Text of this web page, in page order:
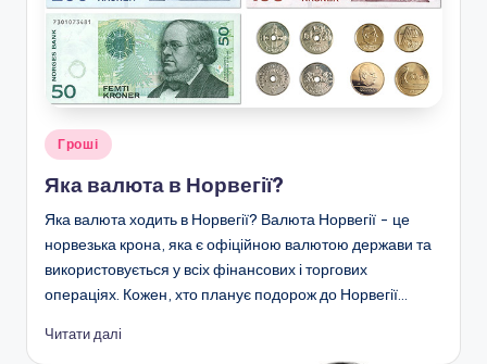
Опубліковано
Гроші
Яка валюта в Норвегії?
Яка валюта ходить в Норвегії? Валюта Норвегії - це
норвезька крона, яка є офіційною валютою держави та
використовується у всіх фінансових і торгових
операціях. Кожен, хто планує подорож до Норвегії…
Читати далі